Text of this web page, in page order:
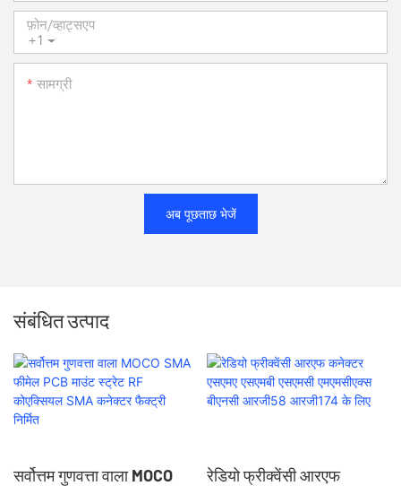
+1
फ़ोन/व्हाट्सएप
सामग्री
अब पूछताछ भेजें
संबंधित उत्पाद
सर्वोत्तम गुणवत्ता वाला MOCO रेडियो फ्रीक्वेंसी आरएफ